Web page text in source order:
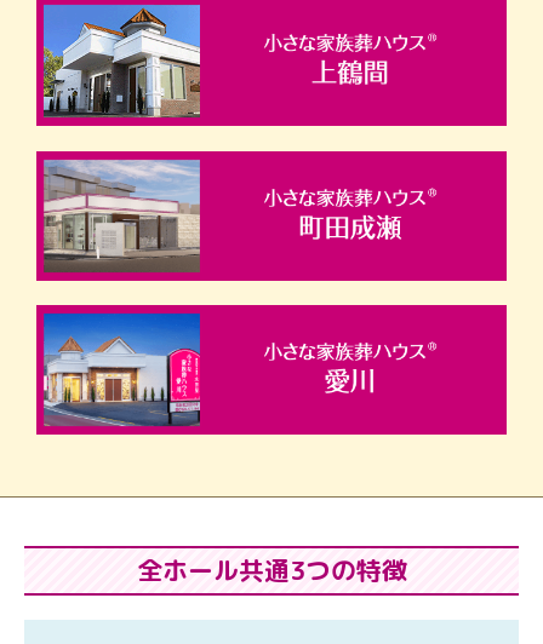
全ホール共通3つの特徴